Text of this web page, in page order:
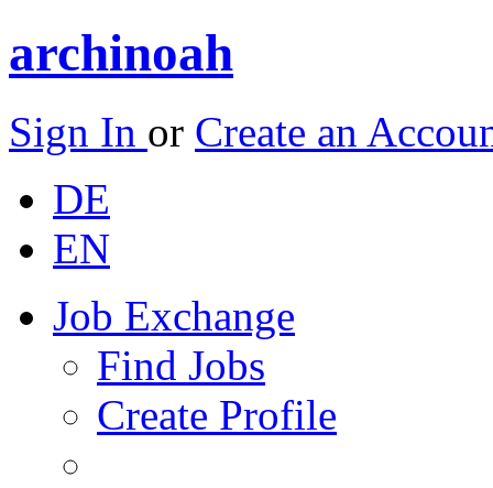
archinoah
Sign In or Create an
DE
EN
Job Exchange
Find Jobs
Create Profile